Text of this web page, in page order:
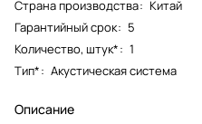
Страна производства: Китай
Гарантийный срок: 5
Количество, штук*: 1
Тип*: Акустическая система
Описание